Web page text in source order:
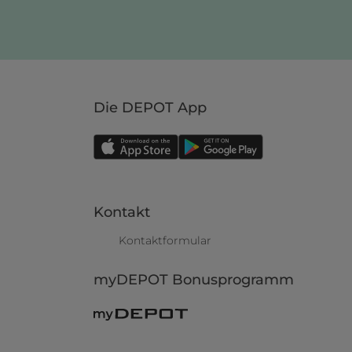
Die DEPOT App
Kontakt
Kontaktformular
myDEPOT Bonusprogramm